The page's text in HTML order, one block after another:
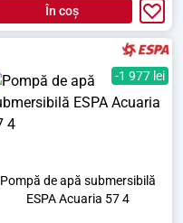
În coș
-1 977 lei
Pompă de apă submersibilă
ESPA Acuaria 57 4